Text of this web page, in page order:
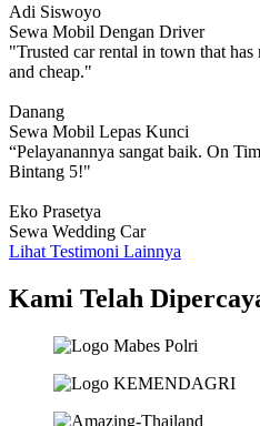
Adi Siswoyo
Sewa Mobil Dengan Driver
"Trusted car rental in town that
and cheap."
Danang
Sewa Mobil Lepas Kunci
“Pelayanannya sangat baik. On
Bintang 5!"
Eko Prasetya
Sewa Wedding Car
Lihat Testimoni Lainnya
Kami Telah